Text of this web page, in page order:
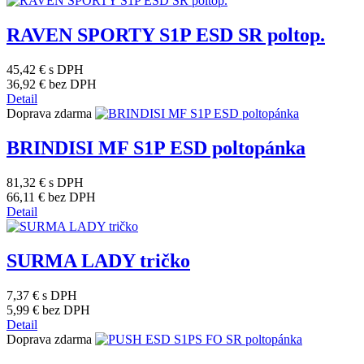
RAVEN SPORTY S1P ESD SR poltop.
45,42 € s DPH
36,92 € bez DPH
Detail
Doprava zdarma
BRINDISI MF S1P ESD poltopánka
81,32 € s DPH
66,11 € bez DPH
Detail
SURMA LADY tričko
7,37 € s DPH
5,99 € bez DPH
Detail
Doprava zdarma